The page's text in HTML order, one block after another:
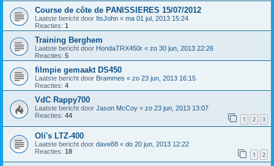
Course de côte de PANISSIERES 15/07/2012
Laatste bericht door ItsJohn « ma 01 jul, 2013 15:24
Reacties: 1
Training Berghem
Laatste bericht door HondaTRX450r « zo 30 jun, 2013 22:26
Reacties: 5
filmpie gemaakt DS450
Laatste bericht door Brammes « zo 23 jun, 2013 16:15
Reacties: 4
VdC Rappy700
Laatste bericht door Jason McCoy « zo 23 jun, 2013 13:07
Reacties: 44 1 2 3
Oli's LTZ-400
Laatste bericht door dave88 « do 20 jun, 2013 12:22
Reacties: 18 1 2